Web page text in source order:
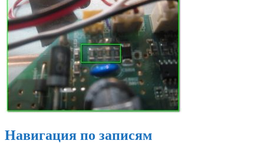
Навигация по записям